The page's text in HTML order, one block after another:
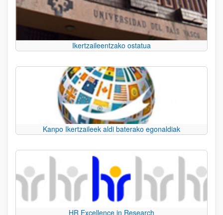
Ikertzaileentzako ostatua
Kanpo Ikertzaileek aldi baterako egonaldiak
HR Excellence in Research